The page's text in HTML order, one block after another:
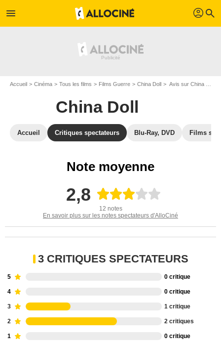
menu profil search
Accueil Cinéma Tous les films Films Guerre China Doll Avis sur China Doll
China Doll
Accueil Critiques spectateurs Blu-Ray, DVD Films
Note moyenne
2,8
12 notes
En savoir plus sur les notes spectateurs d'AlloCiné
3 CRITIQUES SPECTATEURS
5 0 critique
4 0 critique
3 1 critique
2 2 critiques
1 0 critique